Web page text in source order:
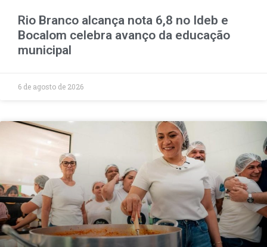
Rio Branco alcança nota 6,8 no Ideb e
Bocalom celebra avanço da educação
municipal
6 de agosto de 2026